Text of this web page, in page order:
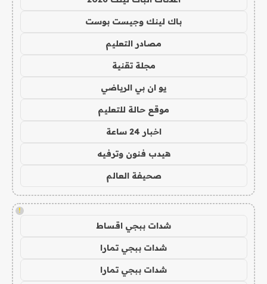
باك لينك وجيست بوست
مصادر التعليم
مجلة تقنية
يو ان بي الرياضي
موقع حالة للتعليم
اخبار 24 ساعة
هيدب فنون وترفيه
صحيفة العالم
!
شدات ببجي اقساط
شدات ببجي تمارا
شدات ببجي تمارا